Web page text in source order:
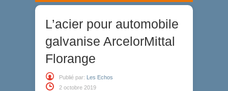
L’acier pour automobile
galvanise ArcelorMittal
Florange
Publié par: Les Echos
2 octobre 2019